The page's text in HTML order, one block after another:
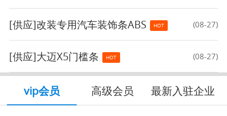
[供应]改装专用汽车装饰条ABS HOT (08-27)
[供应]大迈X5门槛条 HOT (08-27)
vip会员 高级会员 最新入驻企业